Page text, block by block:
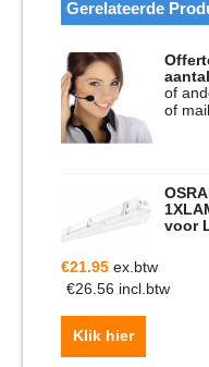
Gerelateerde
of
of
voor
€21.95 ex.btw
€26.56 incl.btw
Klik hier